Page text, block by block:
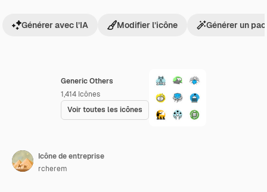
Generic Others
1,414 Icônes
Voir toutes les icônes
Générer avec l’IA Modifier l’icône Générer un
Icône de entreprise
rcherem